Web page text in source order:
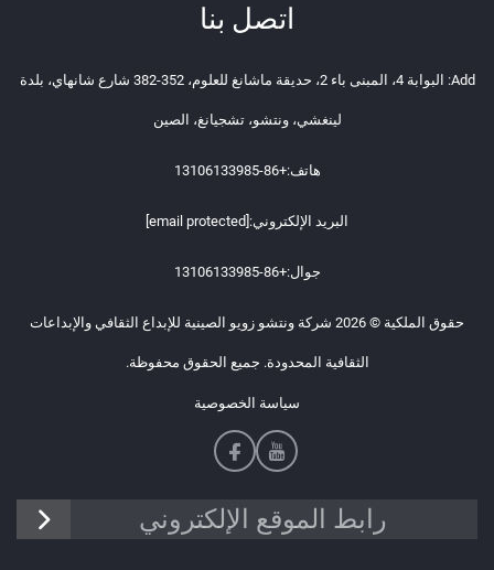
اتصل بنا
Add: البوابة 4، المبنى باء 2، حديقة ماشانغ للعلوم، 352-382 شارع شانهاي، بلدة
لينغشي، ونتشو، تشجيانغ، الصين
هاتف:+86-13106133985
البريد الإلكتروني:
جوال:+86-13106133985
حقوق الملكية © 2026 شركة ونتشو زويو الصينية للإبداع الثقافي والإبداعات
الثقافية المحدودة. جميع الحقوق محفوظة.
سياسة الخصوصية
رابط الموقع الإلكتروني